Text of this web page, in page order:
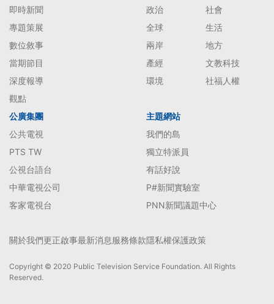
即時新聞
專題策展
數位敘事
當期節目
深度報導
觀點
政治
社會
全球
生活
兩岸
地方
產經
文教科技
環境
社福人權
公廣集團
公共電視
PTS TW
公視台語台
中華電視公司
客家電視台
主題網站
我們的島
獨立特派員
有話好說
P#新聞實驗室
PNN新聞議題中心
關於我們更正啟事最新消息服務條款隱私權保護政策
Copyright © 2020 Public Television Service Foundation. All Rights
Reserved.